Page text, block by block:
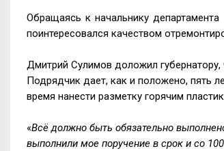
Обращаясь к начальнику
поинтересовался качеством
Дмитрий Сулимов доложил губернатору,
Подрядчик дает, как и положено, пять
время нанести разметку горячим
«Всё должно быть обязательно
выполнили мое поручение в срок и со